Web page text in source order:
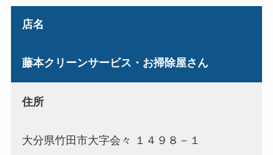
店名
藤本クリーンサービス・お掃除屋さん
住所
大分県竹田市大字会々 １４９８－１